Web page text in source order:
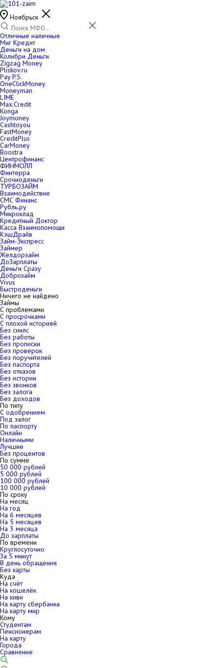
Ноябрьск
Отличные наличные
Миг Кредит
Деньги на дом
Колибри Деньги
Zigzag Money
Pliskov.ru
Pay P.S.
OneClickMoney
Moneyman
LIME
Max.Credit
Konga
Joymoney
Cashtoyou
FastMoney
CreditPlus
CarMoney
Boostra
Центрофинанс
ФИНМОЛЛ
Финтерра
Срочноденьги
ТУРБОЗАЙМ
Взаимодействие
СМС Финанс
Рубль.ру
Микроклад
Кредитный Доктор
Касса Взаимопомощи
КэшДрайв
Займ-Экспресс
Займер
Желдорзайм
ДоЗарплаты
Деньги Сразу
Доброзайм
Vivus
Быстроденьги
Ничего не найдено
Займы
С проблемами
С просрочками
С плохой историей
Без снилс
Без работы
Без прописки
Без проверок
Без поручителей
Без паспорта
Без отказов
Без истории
Без звонков
Без залога
Без доходов
По типу
С одобрением
Под залог
По паспорту
Онлайн
Наличными
Лучшие
Без процентов
По сумме
50 000 рублей
5 000 рублей
100 000 рублей
10 000 рублей
По сроку
На месяц
На год
На 6 месяцев
На 5 месяцев
На 3 месяца
До зарплаты
По времени
Круглосуточно
За 5 минут
В день обращения
Без карты
Куда
На счёт
На кошелёк
На киви
На карту сбербанка
На карту мир
Кому
Студентам
Пенсионерам
На карту
Города
Сравнение